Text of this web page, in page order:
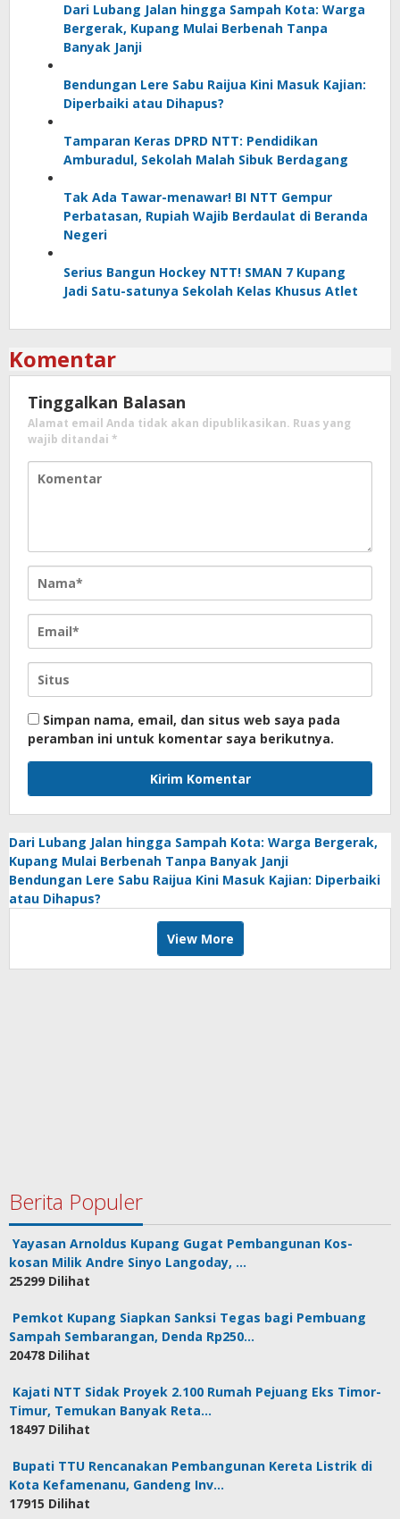
Dari Lubang Jalan hingga Sampah Kota: Warga
Bergerak, Kupang Mulai Berbenah Tanpa
Banyak Janji
Bendungan Lere Sabu Raijua Kini Masuk Kajian:
Diperbaiki atau Dihapus?
Tamparan Keras DPRD NTT: Pendidikan
Amburadul, Sekolah Malah Sibuk Berdagang
Tak Ada Tawar-menawar! BI NTT Gempur
Perbatasan, Rupiah Wajib Berdaulat di Beranda
Negeri
Serius Bangun Hockey NTT! SMAN 7 Kupang
Jadi Satu-satunya Sekolah Kelas Khusus Atlet
Komentar
Tinggalkan Balasan
Alamat email Anda tidak akan dipublikasikan. Ruas yang
wajib ditandai *
Simpan nama, email, dan situs web saya pada
peramban ini untuk komentar saya berikutnya.
Dari Lubang Jalan hingga Sampah Kota: Warga Bergerak,
Kupang Mulai Berbenah Tanpa Banyak Janji
Bendungan Lere Sabu Raijua Kini Masuk Kajian: Diperbaiki
atau Dihapus?
View More
Berita Populer
Yayasan Arnoldus Kupang Gugat Pembangunan Kos-
kosan Milik Andre Sinyo Langoday, …
25299 Dilihat
Pemkot Kupang Siapkan Sanksi Tegas bagi Pembuang
Sampah Sembarangan, Denda Rp250…
20478 Dilihat
Kajati NTT Sidak Proyek 2.100 Rumah Pejuang Eks Timor-
Timur, Temukan Banyak Reta…
18497 Dilihat
Bupati TTU Rencanakan Pembangunan Kereta Listrik di
Kota Kefamenanu, Gandeng Inv…
17915 Dilihat